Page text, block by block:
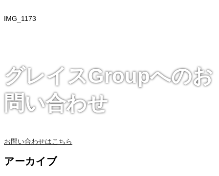
IMG_1173
グレイスGroupへのお
問い合わせ
お問い合わせはこちら
アーカイブ